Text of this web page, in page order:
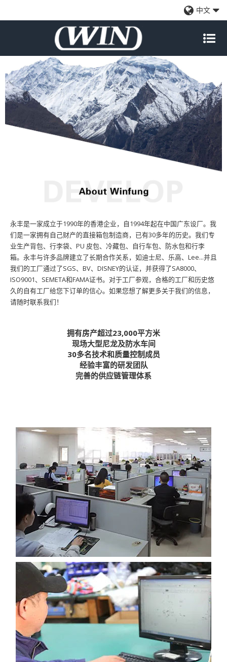
中文
永丰是一家成立于1990年的香港企业，自1994年起在中国广东设厂。我
们是一家拥有自己财产的直接箱包制造商，已有30多年的历史。我们专
业生产背包、行李袋、PU 皮包、冷藏包、自行车包、防水包和行李
箱。永丰与许多品牌建立了长期合作关系，如迪士尼、乐高、Lee...并且
我们的工厂通过了SGS、BV、DISNEY的认证，并获得了SA8000、
ISO9001、SEMETA和FAMA证书。对于工厂参观，合格的工厂和历史悠
久的自有工厂给您下订单的信心。如果您想了解更多关于我们的信息，
请随时联系我们！
拥有房产超过23,000平方米
现场大型尼龙及防水车间
30多名技术和质量控制成员
经验丰富的研发团队
完善的供应链管理体系